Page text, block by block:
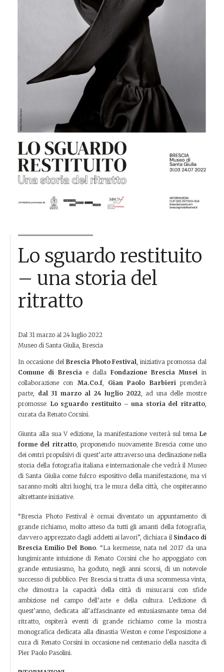
Lo sguardo restituito
– una storia del
ritratto
Dal 31 marzo al 24 luglio 2022
Museo di Santa Giulia, Brescia
In occasione del Brescia Photo Festival , iniziativa promossa dal
Comune di Brescia e dalla Fondazione BresciaMusei in
collaborazione con Ma.Co.f, Gian Paolo Barbieri prenderà
parte, dal 31 marzo al 24 luglio 2022, ad una delle mostre
promosse: Lo sguardo restituito – una storia del ritratto
curata da Renato Corsini.
Giunta alla sua V edizione, la manifestazione verterà sul tema Le
forme del ritratto , proponendo nuovamente Brescia come uno
dei centri propulsivi di quest’arte attraverso una declinazione nella
storia della fotografia italiana e internazionale che vedrà il Museo
di Santa Giulia come fulcro espositivo della manifestazione, ma vi
saranno molti altri luoghi, tra le mura della città, che ospiteranno
altrettante iniziative.
“Brescia Photo Festival è ormai diventato un appuntamento di
grande richiamo, molto atteso da tutti gli amanti della fotografia,
davvero apprezzato dagli addetti ai lavori”, dichiara il Sindaco di
Brescia Emilio Del Bono. “La kermesse, nata nel 2017 da una
lungimirante intuizione di Renato Corsini che ho appoggiato con
grande entusiasmo, ha goduto, negli anni scorsi, di un notevole
successo di pubblico. Per Brescia si tratta di una scommessa vinta,
che dimostra la capacità della città di misurarsi con sfide
ambiziose nel campo dell’arte e della cultura. L’edizione di
quest’anno, dedicata all’affascinante ed entusiasmante tema del
ritratto, ospiterà eventi di grande richiamo come la mostra
monografica dedicata alla dinastia Weston e come l’esposizione a
cura di Renato Corsini in occasione nel centenario della nascita di
Pier Paolo Pasolini.